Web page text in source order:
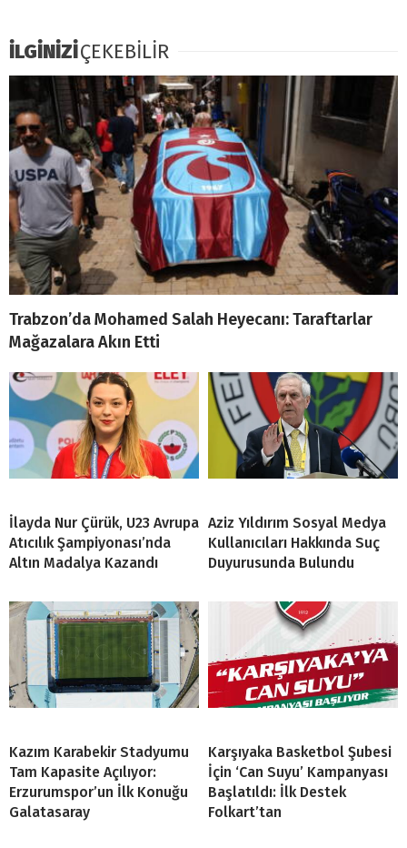
İLGİNİZİÇEKEBİLİR
Trabzon’da Mohamed Salah Heyecanı: Taraftarlar
Mağazalara Akın Etti
İlayda Nur Çürük, U23 Avrupa
Atıcılık Şampiyonası’nda
Altın Madalya Kazandı
Aziz Yıldırım Sosyal Medya
Kullanıcıları Hakkında Suç
Duyurusunda Bulundu
Kazım Karabekir Stadyumu
Tam Kapasite Açılıyor:
Erzurumspor’un İlk Konuğu
Galatasaray
Karşıyaka Basketbol Şubesi
İçin ‘Can Suyu’ Kampanyası
Başlatıldı: İlk Destek
Folkart’tan